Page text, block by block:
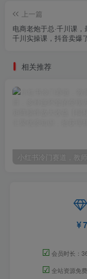
上一篇
电商老炮于总·千川课，
千川实操课，抖音卖爆
相关推荐
☑ 会员时长：
☑ 全站资源免